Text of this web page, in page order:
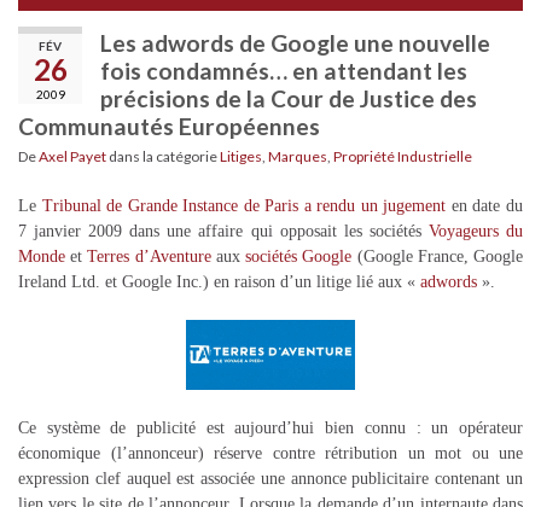
FÉV
26
2009
Les adwords de Google une nouvelle
fois condamnés… en attendant les
précisions de la Cour de Justice des
Communautés Européennes
DeAxel Payet dans la catégorieLitiges Marques Propriété Industrielle
Le Tribunal de Grande Instance de Paris a rendu un jugement en date du
7 janvier 2009 dans une affaire qui opposait les sociétés Voyageurs du
Monde etTerres d’Aventureauxsociétés Google (Google France, Google
Ireland Ltd. et Google Inc.) en raison d’un litige lié aux « adwords ».
Ce système de publicité est aujourd’hui bien connu : un opérateur
économique (l’annonceur) réserve contre rétribution un mot ou une
expression clef auquel est associée une annonce publicitaire contenant un